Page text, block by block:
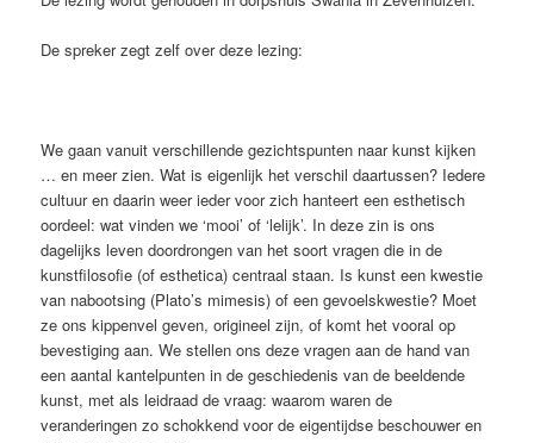
De spreker zegt zelf over deze lezing:
We gaan vanuit verschillende gezichtspunten naar kunst kijken
… en meer zien. Wat is eigenlijk het verschil daartussen? Iedere
cultuur en daarin weer ieder voor zich hanteert een esthetisch
oordeel: wat vinden we ‘mooi’ of ‘lelijk’. In deze zin is ons
dagelijks leven doordrongen van het soort vragen die in de
kunstfilosofie (of esthetica) centraal staan. Is kunst een kwestie
van nabootsing (Plato’s mimesis) of een gevoelskwestie? Moet
ze ons kippenvel geven, origineel zijn, of komt het vooral op
bevestiging aan. We stellen ons deze vragen aan de hand van
een aantal kantelpunten in de geschiedenis van de beeldende
kunst, met als leidraad de vraag: waarom waren de
veranderingen zo schokkend voor de eigentijdse beschouwer en